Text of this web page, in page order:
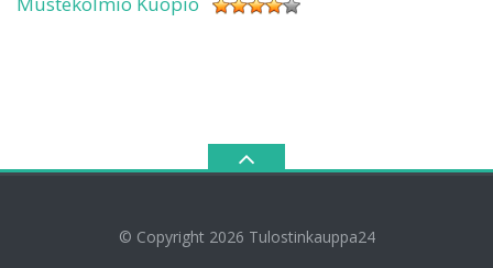
© Copyright 2026 Tulostinkauppa24